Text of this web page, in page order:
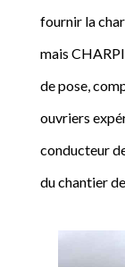
fournir la
mais
de pose,
ouvriers
conducteur
du chantier